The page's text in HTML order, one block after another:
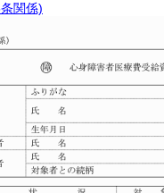
関係)